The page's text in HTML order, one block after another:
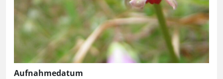
Aufnahmedatum